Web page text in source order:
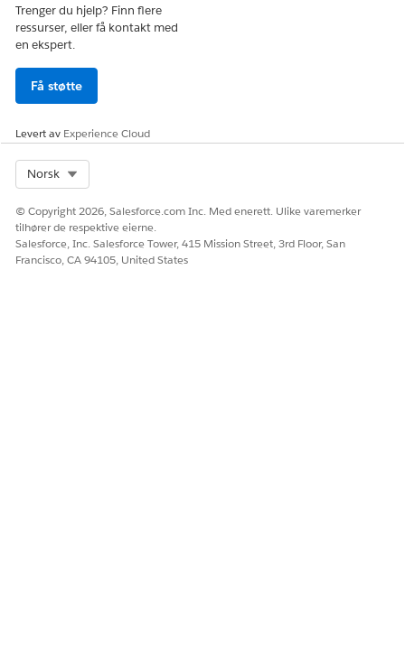
Trenger du hjelp? Finn flere
ressurser, eller få kontakt med
en ekspert.
Få støtte
Levert av Experience Cloud
Norsk
© Copyright 2026, Salesforce.com Inc. Med enerett. Ulike varemerker
tilhører de respektive eierne.
Salesforce, Inc. Salesforce Tower, 415 Mission Street, 3rd Floor, San
Francisco, CA 94105, United States